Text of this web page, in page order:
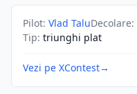
Pilot: Vlad TaluDecolare:
Tip: triunghi plat
Vezi pe XContest→